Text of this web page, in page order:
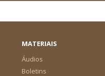
MATERIAIS
Áudios
Boletins